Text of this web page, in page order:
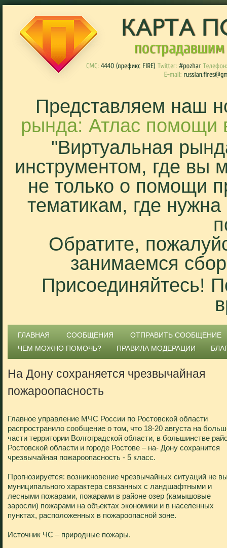
Представляем наш
рында: Атлас помощи
"Виртуальная
инструментом, где вы
не только о помощи
тематикам, где
Обратите,
занимаемся
Присоединяйтесь!
ГЛАВНАЯ СООБЩЕНИЯ
ОТПРАВИТЬ СООБЩЕНИЕ
ЧЕМ МОЖНО ПОМОЧЬ?
ПРАВИЛА МОДЕРАЦИИ
На Дону сохраняется чрезвычайная
пожароопасность
Главное управление МЧС России по Ростовской области
распространило сообщение о том, что 18-20 августа на
части территории Волгоградской области, в большинстве
Ростовской области и городе Ростове – на- Дону сохранится
чрезвычайная пожароопасность - 5 класс.
Прогнозируется: возникновение чрезвычайных ситуаций не
муниципального характера связанных с ландшафтными и
лесными пожарами, пожарами в районе озер (камышовые
заросли) пожарами на объектах экономики и в населенных
пунктах, расположенных в пожароопасной зоне.
Источник ЧС – природные пожары.